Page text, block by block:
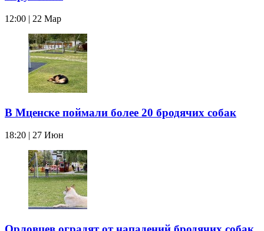
12:00 | 22 Мар
В Мценске поймали более 20 бродячих собак
18:20 | 27 Июн